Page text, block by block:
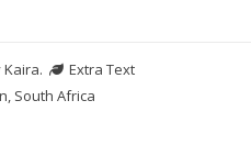
Kaira.
Extra Text
South Africa